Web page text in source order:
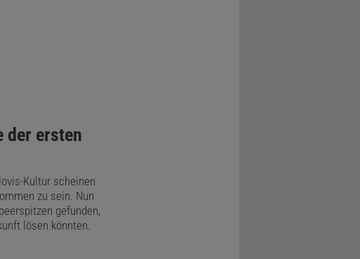
der ersten
Kultur scheinen
zu sein. Nun
gefunden,
lösen könnten.